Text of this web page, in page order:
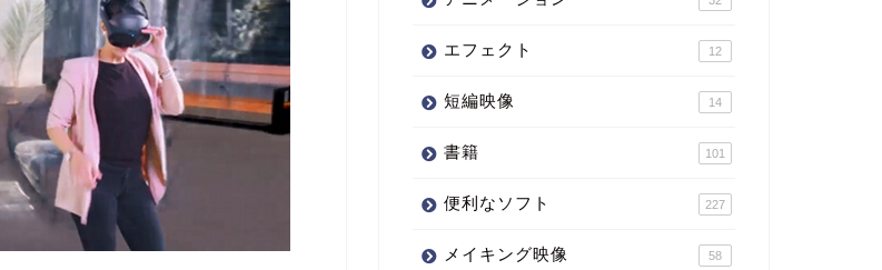
エフェクト 12
短編映像 14
書籍 101
便利なソフト 227
メイキング映像 58